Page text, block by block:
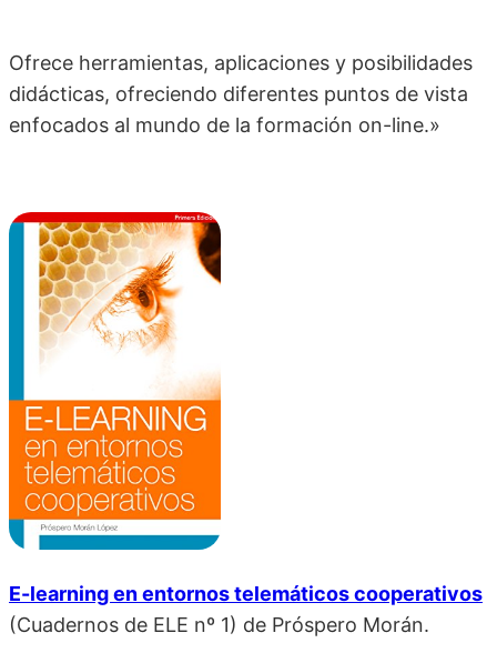
Ofrece herramientas, aplicaciones y posibilidades
didácticas, ofreciendo diferentes puntos de vista
enfocados al mundo de la formación on-line.»
E-learning en entornos telemáticos cooperativos
(Cuadernos de ELE nº 1) de Próspero Morán.